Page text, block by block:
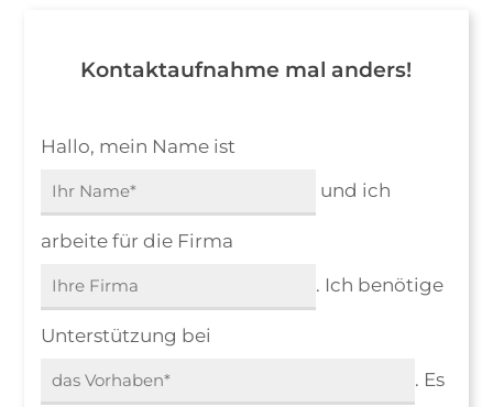
Kontaktaufnahme mal anders!
Hallo, mein Name ist
und ich
arbeite für die Firma
. Ich benötige
Unterstützung bei
. Es